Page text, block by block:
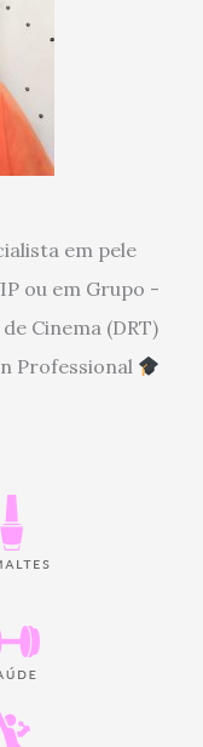
em pele
ou em Grupo -
Cinema (DRT)
Professional